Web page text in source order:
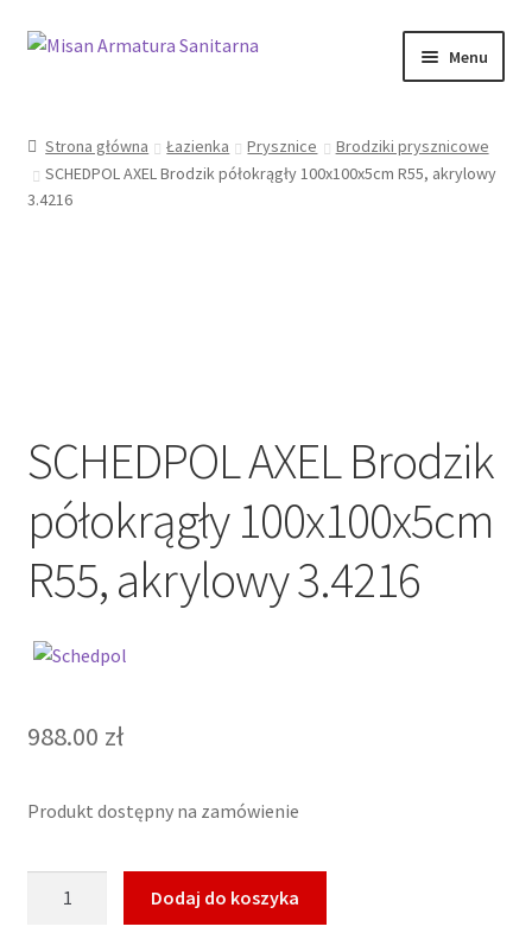
Przejdź
Przejdź
Menu
Moje konto
Strona główna Łazienka Prysznice
Brodziki prysznicowe
SCHEDPOL AXEL Brodzik półokrągły 100x100x5cm R55, akrylowy
3.4216
SCHEDPOL AXEL Brodzik
półokrągły 100x100x5cm
R55, akrylowy 3.4216
988.00 zł
Produkt dostępny na zamówienie
Dodaj do koszyka